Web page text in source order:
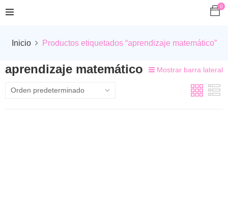
0
Inicio Productos etiquetados “aprendizaje matemático”
aprendizaje matemático Mostrar barra lateral